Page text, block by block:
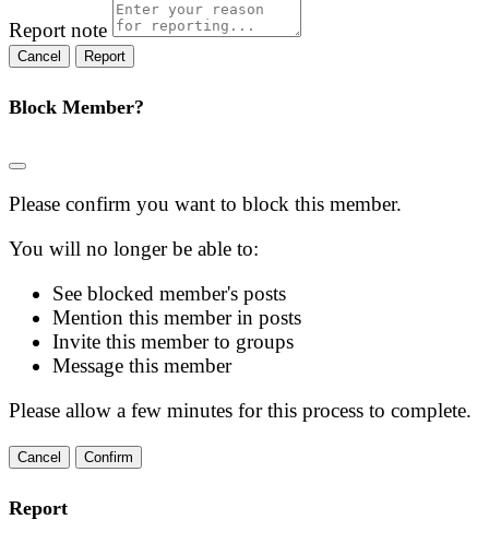
Report note
Report
Block Member?
Please confirm you want to block this member.
You will no longer be able to:
See blocked member's posts
Mention this member in posts
Invite this member to groups
Message this member
Please allow a few minutes for this process to complete.
Confirm
Report